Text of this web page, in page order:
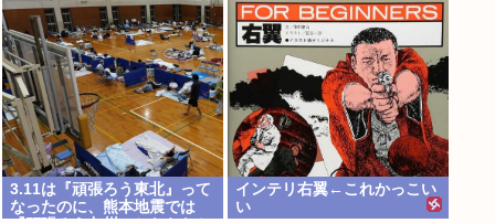
釈書を読んだ」
3.11は『頑張ろう東北』って
なったのに、熊本地震では
インテリ右翼←これかっこい
い